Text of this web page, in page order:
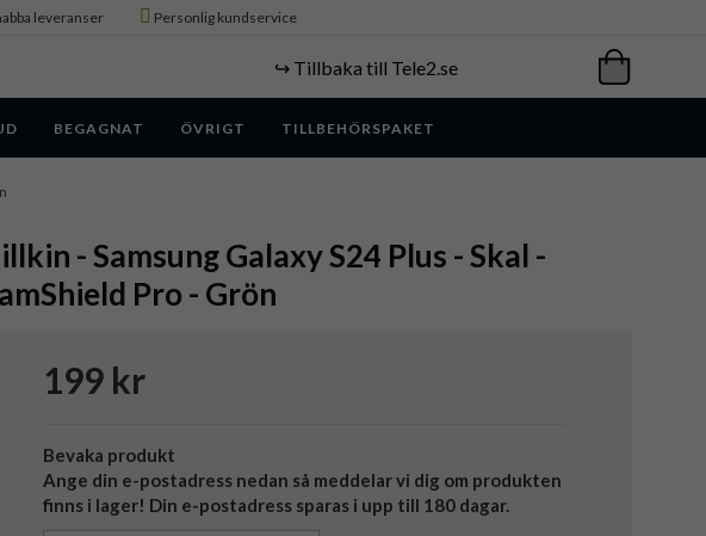
leveranser Personlig kundservice
↪️ Tillbaka till Tele2.se
BEGAGNAT ÖVRIGT TILLBEHÖRSPAKET
- Samsung Galaxy S24 Plus - Skal -
Pro - Grön
199 kr
Bevaka produkt
Ange din e-postadress nedan så meddelar vi dig om produkten
finns i lager! Din e-postadress sparas i upp till 180 dagar.